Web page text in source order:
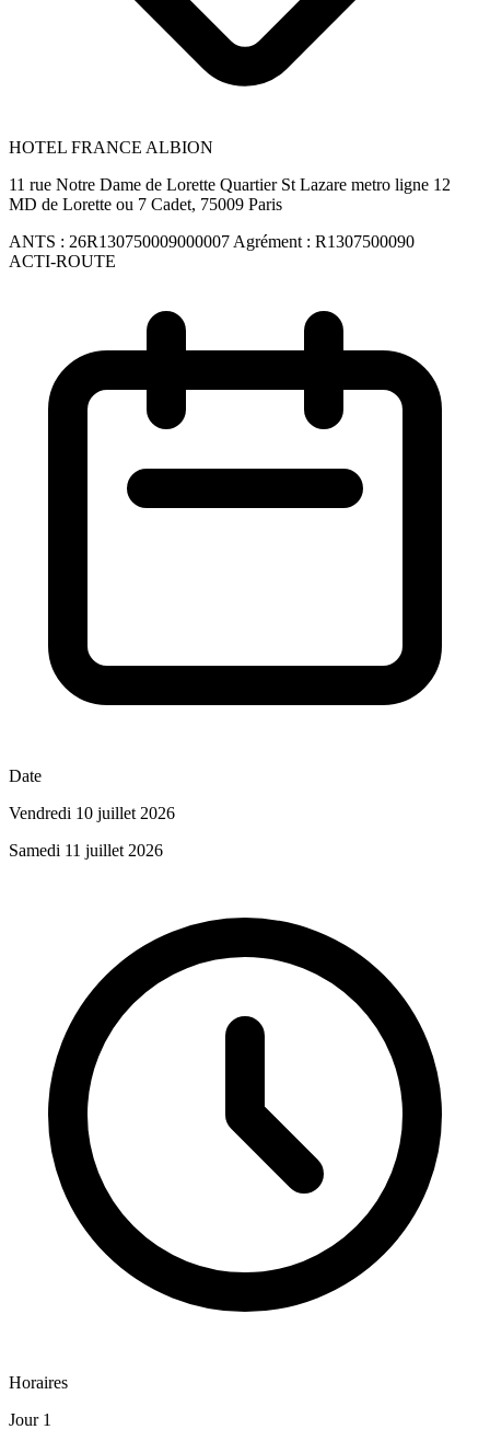
HOTEL FRANCE ALBION
11 rue Notre Dame de Lorette Quartier St Lazare metro ligne 12
MD de Lorette ou 7 Cadet, 75009 Paris
ANTS : 26R130750009000007 Agrément : R1307500090
ACTI-ROUTE
Date
Vendredi 10 juillet 2026
Samedi 11 juillet 2026
Horaires
Jour 1